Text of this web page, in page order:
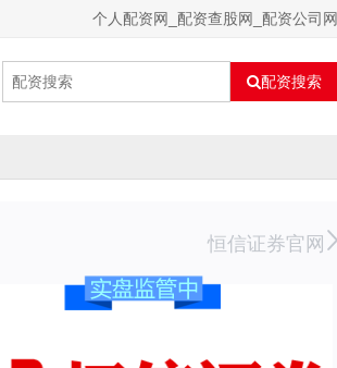
个人配资网_配资查股网_配资公司网
配资搜索
恒信证券官网